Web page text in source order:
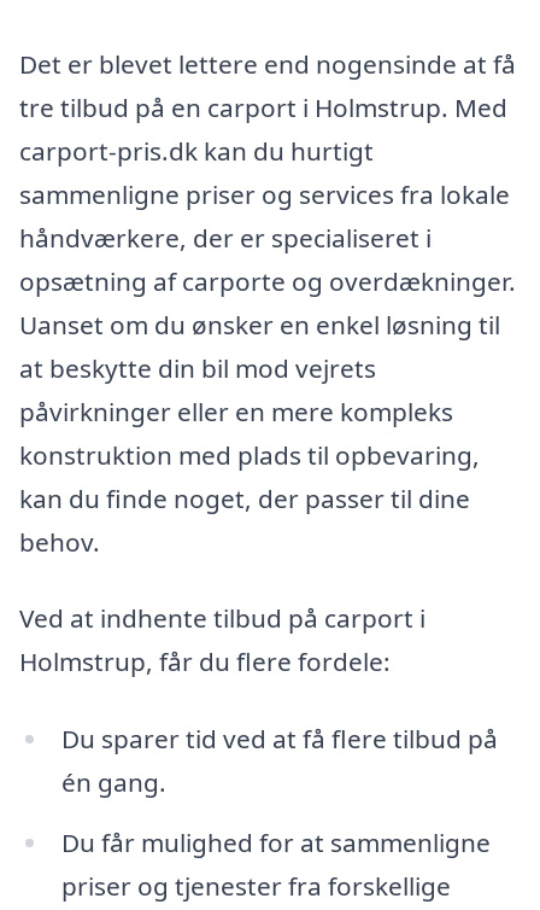
Det er blevet lettere end nogensinde at få
tre tilbud på en carport i Holmstrup. Med
carport-pris.dk kan du hurtigt
sammenligne priser og services fra lokale
håndværkere, der er specialiseret i
opsætning af carporte og overdækninger.
Uanset om du ønsker en enkel løsning til
at beskytte din bil mod vejrets
påvirkninger eller en mere kompleks
konstruktion med plads til opbevaring,
kan du finde noget, der passer til dine
behov.
Ved at indhente tilbud på carport i
Holmstrup, får du flere fordele:
Du sparer tid ved at få flere tilbud på
én gang.
Du får mulighed for at sammenligne
priser og tjenester fra forskellige